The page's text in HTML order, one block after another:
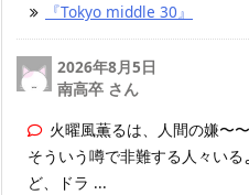
『Tokyo middle 30』
2026年8月5日
南高卒 さん
火曜風薫るは、人間の嫌〜
そういう噂で非難する人々い
ど、ドラ ...